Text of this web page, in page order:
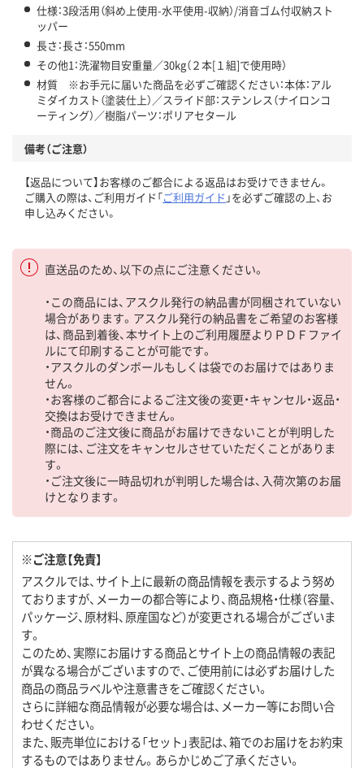
仕様：3段活用（斜め上使用-水平使用-収納）/消音ゴム付収納スト
ッパー
長さ：長さ：550mm
その他1：洗濯物目安重量／30kg（２本[１組]で使用時）
材質 ※お手元に届いた商品を必ずご確認ください：本体：アル
ミダイカスト（塗装仕上）／スライド部：ステンレス（ナイロンコ
ーティング）／樹脂パーツ：ポリアセタール
備考（ご注意）
【返品について】お客様のご都合による返品はお受けできません。
ご購入の際は、ご利用ガイド「ご利用ガイド 」を必ずご確認の上、お
申し込みください。
直送品のため、以下の点にご注意ください。
・この商品には、アスクル発行の納品書が同梱されていない
場合があります。アスクル発行の納品書をご希望のお客様
は、商品到着後、本サイト上のご利用履歴よりＰＤＦファイ
ルにて印刷することが可能です。
・アスクルのダンボールもしくは袋でのお届けではありま
せん。
・お客様のご都合によるご注文後の変更・キャンセル・返品・
交換はお受けできません。
・商品のご注文後に商品がお届けできないことが判明した
際には、ご注文をキャンセルさせていただくことがありま
す。
・ご注文後に一時品切れが判明した場合は、入荷次第のお届
けとなります。
※ご注意【免責】
アスクルでは、サイト上に最新の商品情報を表示するよう努め
ておりますが、メーカーの都合等により、商品規格・仕様（容量、
パッケージ、原材料、原産国など）が変更される場合がございま
す。
このため、実際にお届けする商品とサイト上の商品情報の表記
が異なる場合がございますので、ご使用前には必ずお届けした
商品の商品ラベルや注意書きをご確認ください。
さらに詳細な商品情報が必要な場合は、メーカー等にお問い合
わせください。
また、販売単位における「セット」表記は、箱でのお届けをお約束
するものではありません。あらかじめご了承ください。